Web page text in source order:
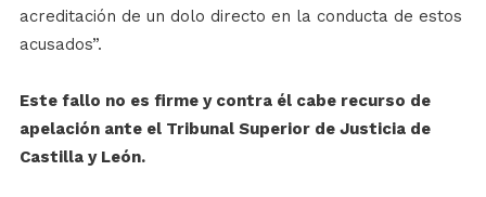
acreditación de un dolo directo en la conducta de estos
acusados”.
Este fallo no es firme y contra él cabe recurso de
apelación ante el Tribunal Superior de Justicia de
Castilla y León.